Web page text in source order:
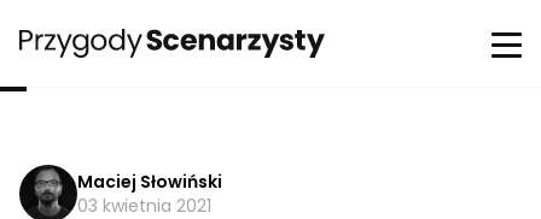
Maciej Słowiński
03 kwietnia 2021